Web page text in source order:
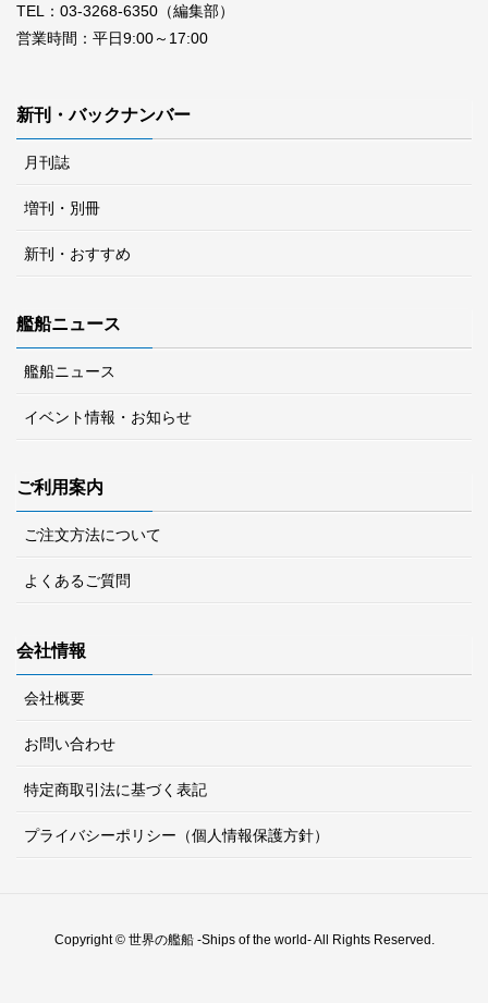
TEL：03-3268-6350（編集部）
営業時間：平日9:00～17:00
新刊・バックナンバー
月刊誌
増刊・別冊
新刊・おすすめ
艦船ニュース
艦船ニュース
イベント情報・お知らせ
ご利用案内
ご注文方法について
よくあるご質問
会社情報
会社概要
お問い合わせ
特定商取引法に基づく表記
プライバシーポリシー（個人情報保護方針）
Copyright © 世界の艦船 -Ships of the world- All Rights Reserved.